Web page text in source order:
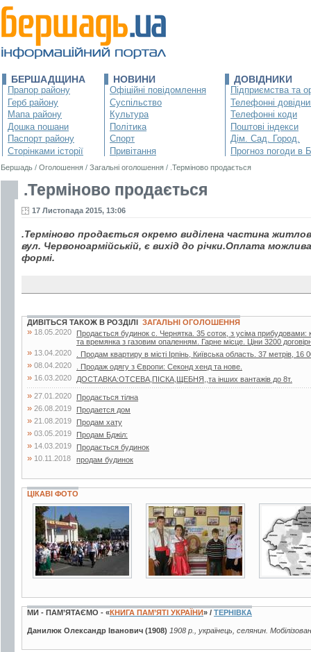
БЕРШАДЩИНА
Прапор району
Герб району
Мапа району
Дошка пошани
Паспорт району
Сторінками історії
НОВИНИ
Офіційні повідомлення
Суспільство
Культура
Політика
Спорт
Привітання
ДОВІДНИКИ
Підприємства та
Телефонні
Телефонні коди
Поштові індекси
Дім. Сад. Город.
Прогноз погоди в
Бершадь / Оголошення / Загальні оголошення / .Терміново продається
.Терміново продається
17 Листопада 2015, 13:06
.Терміново продається окремо виділена частина
вул. Червоноармійській, є вихід до річки.Оплата
формі.
ДИВІТЬСЯ ТАКОЖ В РОЗДІЛІ ЗАГАЛЬНІ ОГОЛОШЕННЯ
» 18.05.2020
Продається будинок с. Чернятка. 35 соток, з усіма прибудовами:
та времянка з газовим опаленням. Гарне місце. Ціни 3200
» 13.04.2020 . Продам квартиру в місті Ірпінь, Київська область. 37 метрів, 16
» 08.04.2020 . Продаж одягу з Європи: Секонд хенд та нове.
» 16.03.2020 ДОСТАВКА:ОТСЕВА,ПІСКА,ЩЕБНЯ,,та інших вантажів до 8т.
» 27.01.2020 Продається тілна
» 26.08.2019 Продается дом
» 21.08.2019 Продам хату
» 03.05.2019 Продам Бджiл:
» 14.03.2019 Продається будинок
» 10.11.2018 продам будинок
ЦІКАВІ ФОТО
5 фото 5 фото 7 фото
МИ - ПАМ’ЯТАЄМО - «КНИГА ПАМ’ЯТІ УКРАЇНИ» / ТЕРНІВКА
Данилюк Олександр Іванович (1908) 1908 р., українець, селянин.